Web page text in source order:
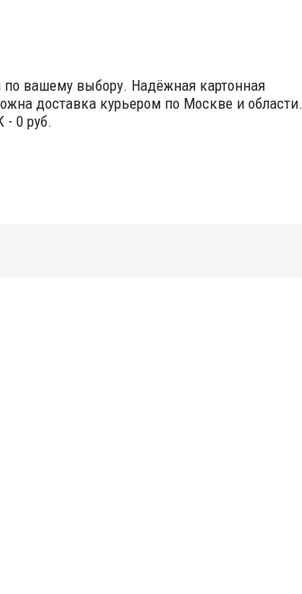
вашему выбору. Надёжная картонная
доставка курьером по Москве и области.
0 руб.